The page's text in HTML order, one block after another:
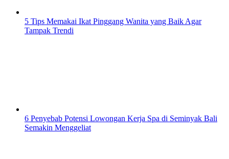
5 Tips Memakai Ikat Pinggang Wanita yang Baik Agar
Tampak Trendi
6 Penyebab Potensi Lowongan Kerja Spa di Seminyak Bali
Semakin Menggeliat